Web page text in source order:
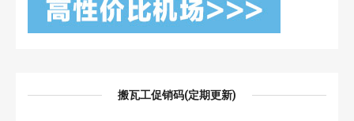
搬瓦工促销码(定期更新)